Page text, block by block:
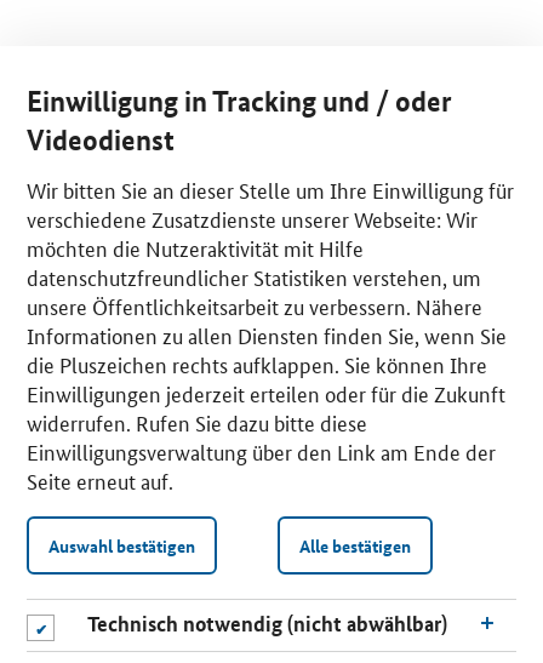
Einwilligung in Tracking und / oder
Videodienst
Wir bitten Sie an dieser Stelle um Ihre Einwilligung für
verschiedene Zusatzdienste unserer Webseite: Wir
möchten die Nutzeraktivität mit Hilfe
datenschutzfreundlicher Statistiken verstehen, um
unsere Öffentlichkeitsarbeit zu verbessern. Nähere
Informationen zu allen Diensten finden Sie, wenn Sie
die Pluszeichen rechts aufklappen. Sie können Ihre
Einwilligungen jederzeit erteilen oder für die Zukunft
widerrufen. Rufen Sie dazu bitte diese
Einwilligungsverwaltung über den Link am Ende der
Seite erneut auf.
Auswahl bestätigen Alle bestätigen
Technisch notwendig (nicht abwählbar)